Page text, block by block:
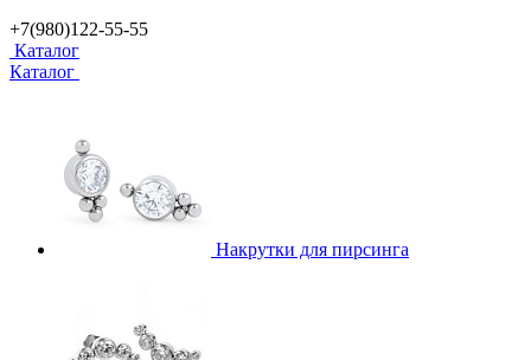
+7(980)122-55-55
Каталог
Каталог
Накрутки для пирсинга